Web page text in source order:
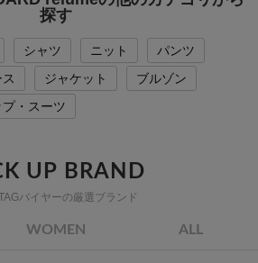
探す
シャツ ニット
パンツ
ジャケット
ブルゾン
・スーツ
UP BRAND
バイヤーの厳選ブランド
WOMEN ALL